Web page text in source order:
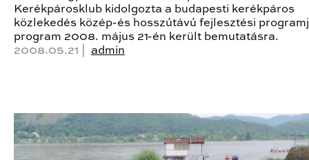
Kerékpárosklub kidolgozta a budapesti kerékpáros
közlekedés közép-és hosszútávú fejlesztési
program 2008. május 21-én került bemutatásra.
2008.05.21 | admin